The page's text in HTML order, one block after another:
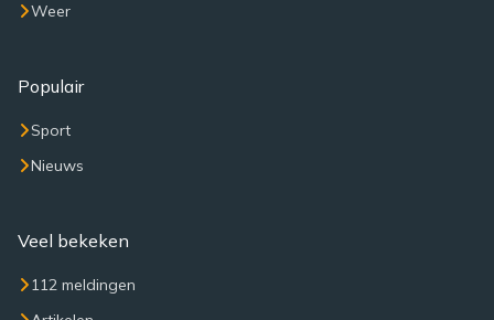
Weer
Populair
Sport
Nieuws
Veel bekeken
112 meldingen